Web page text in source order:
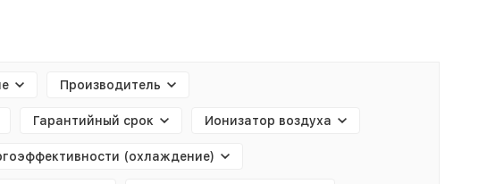
Производитель
Гарантийный срок Ионизатор воздуха
(охлаждение)